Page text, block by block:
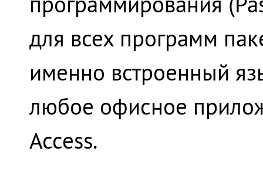
для всех программ
именно встроенный
любое офисное
Access.